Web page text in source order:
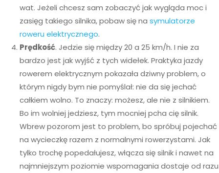
wat. Jeżeli chcesz sam zobaczyć jak wygląda moc i
zasięg takiego silnika, pobaw się na symulatorze
roweru elektrycznego.
Prędkość. Jedzie się między 20 a 25 km/h. I nie za
bardzo jest jak wyjść z tych widełek. Praktyka jazdy
rowerem elektrycznym pokazała dziwny problem, o
którym nigdy bym nie pomyślał: nie da się jechać
całkiem wolno. To znaczy: możesz, ale nie z silnikiem.
Bo im wolniej jedziesz, tym mocniej pcha cię silnik.
Wbrew pozorom jest to problem, bo spróbuj pojechać
na wycieczkę razem z normalnymi rowerzystami. Jak
tylko trochę popedałujesz, włącza się silnik i nawet na
najmniejszym poziomie wspomagania dostaje od razu